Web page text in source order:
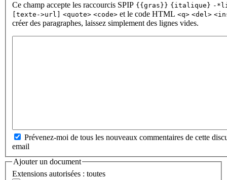
Ce champ accepte les raccourcis SPIP {{gras}} {italique} -
[texte->url]
<quote> <code> et le code HTML <q> <del>
créer des paragraphes, laissez simplement des lignes vides.
Prévenez-moi de tous les nouveaux commentaires de cette
email
Ajouter un document
Extensions autorisées : toutes